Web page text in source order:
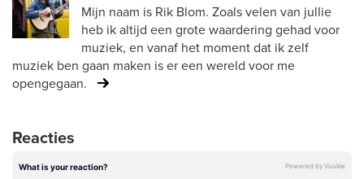
Mijn naam is Rik Blom. Zoals velen van jullie
heb ik altijd een grote waardering gehad voor
muziek, en vanaf het moment dat ik zelf
muziek ben gaan maken is er een wereld voor me
opengegaan.
Reacties